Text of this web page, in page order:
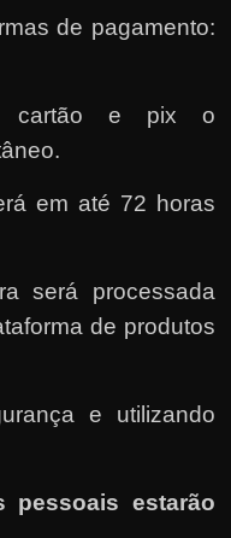
de pagamento:
cartão e pix o
em até 72 horas
será processada
de produtos
e utilizando
pessoais estarão